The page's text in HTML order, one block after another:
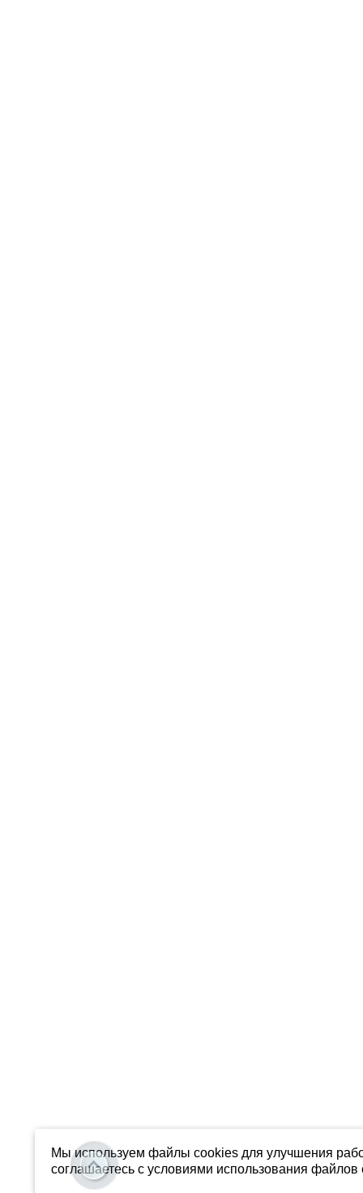
Мы используем файлы cookies для улучшения
соглашаетесь с условиями использования файлов